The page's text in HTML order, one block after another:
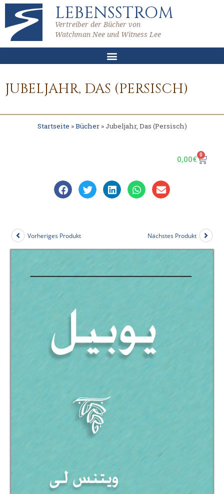
LEBENSSTROM
Vertreiber der Bücher von
Watchman Nee und Witness Lee
JUBELJAHR, DAS (PERSISCH)
Startseite »Bücher»Jubeljahr, Das (Persisch)
0,00€ 0
Vorheriges Produkt Nächstes Produkt